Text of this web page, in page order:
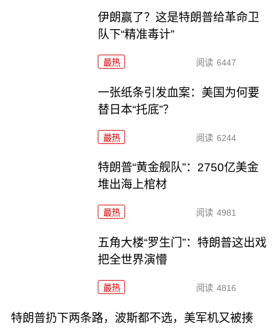
伊朗赢了？这是特朗普给革命卫
队下“精准毒计”
最热 阅读 6447
一张纸条引发血案：美国为何要
替日本“托底”？
最热 阅读 6244
特朗普“黄金舰队”：2750亿美金
堆出海上棺材
最热 阅读 4981
五角大楼“罗生门”：特朗普这出戏
把全世界演懵
最热 阅读 4816
特朗普扔下两条路，波斯都不选，美军机又被揍